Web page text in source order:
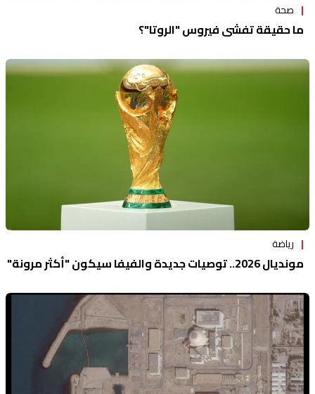
صحة
ما حقيقة تفشي فيروس "الروتا"؟
رياضة
مونديال 2026.. توصيات جديدة والفيفا سيكون "أكثر مرونة"